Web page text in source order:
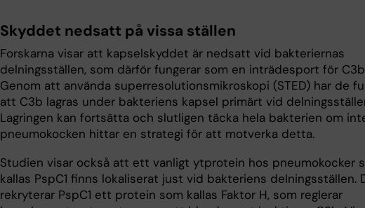
Skyddet nedsatt på vissa ställen
Forskarna visar att kapselskyddet är nedsatt vid bakteriernas
delningsställen, som därför fungerar som en inträdesport för
Genom att använda superresolutionsmikroskopi (STED) har de
att C3b lagras under bakteriens kapsel primärt vid
Lagringen kan fortsätta och slutligen täcka hela bakterien om
pneumokocken hittar en strategi för att motverka detta.
Studien visar också att ett vanligt ytprotein hos pneumokocker
kallas PspC1 finns lokaliserat just vid bakteriens delningsställen.
rekryterar PspC1 ett protein som kallas Faktor H, som reglerar